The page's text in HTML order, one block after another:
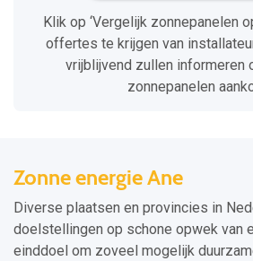
Klik op ‘Vergelijk zonnepanelen
offertes te krijgen van
vrijblijvend zullen informeren
zonnepanelen
Zonne energie Ane
Diverse plaatsen en provincies in
doelstellingen op schone opwek van
einddoel om zoveel mogelijk